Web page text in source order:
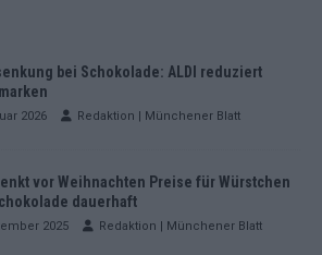
bei Schokolade: ALDI reduziert
2026 Redaktion | Münchener Blatt
vor Weihnachten Preise für Würstchen
dauerhaft
2025 Redaktion | Münchener Blatt